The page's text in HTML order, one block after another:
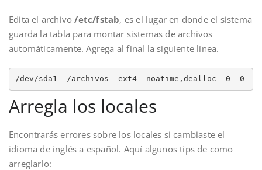
Edita el archivo/etc/fstab, es el lugar en donde el sistema
guarda la tabla para montar sistemas de archivos
automáticamente. Agrega al final la siguiente línea.
/dev/sda1  /archivos  ext4  noatime,dealloc  0  0
Arregla los locales
Encontrarás errores sobre los locales si cambiaste el
idioma de inglés a español. Aquí algunos tips de como
arreglarlo: